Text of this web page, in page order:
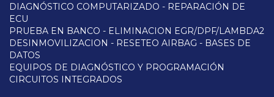
DIAGNÓSTICO COMPUTARIZADO - REPARACIÓN DE
ECU
PRUEBA EN BANCO - ELIMINACION EGR/DPF/LAMBDA2
DESINMOVILIZACION - RESETEO AIRBAG - BASES DE
DATOS
EQUIPOS DE DIAGNÓSTICO Y PROGRAMACIÓN
CIRCUITOS INTEGRADOS